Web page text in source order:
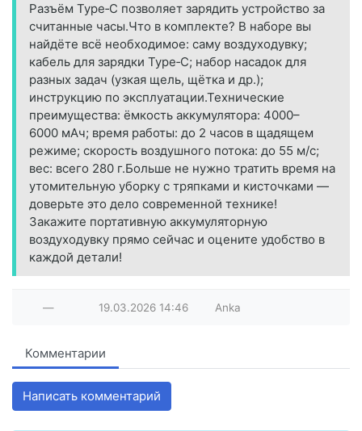
Разъём Type‑C позволяет зарядить устройство за
считанные часы.Что в комплекте? В наборе вы
найдёте всё необходимое: саму воздуходувку;
кабель для зарядки Type‑C; набор насадок для
разных задач (узкая щель, щётка и др.);
инструкцию по эксплуатации.Технические
преимущества: ёмкость аккумулятора: 4000–
6000 мАч; время работы: до 2 часов в щадящем
режиме; скорость воздушного потока: до 55 м/с;
вес: всего 280 г.Больше не нужно тратить время на
утомительную уборку с тряпками и кисточками —
доверьте это дело современной технике!
Закажите портативную аккумуляторную
воздуходувку прямо сейчас и оцените удобство в
каждой детали!
— 19.03.2026 14:46 Anka
Комментарии
Написать комментарий